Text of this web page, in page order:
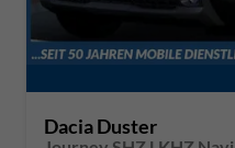
Dacia Duster